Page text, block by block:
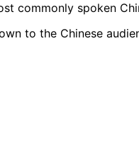
commonly spoken
to the Chinese